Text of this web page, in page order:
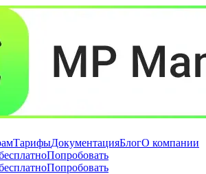
ТарифыДокументацияБлогО компании
Попробовать
Попробовать